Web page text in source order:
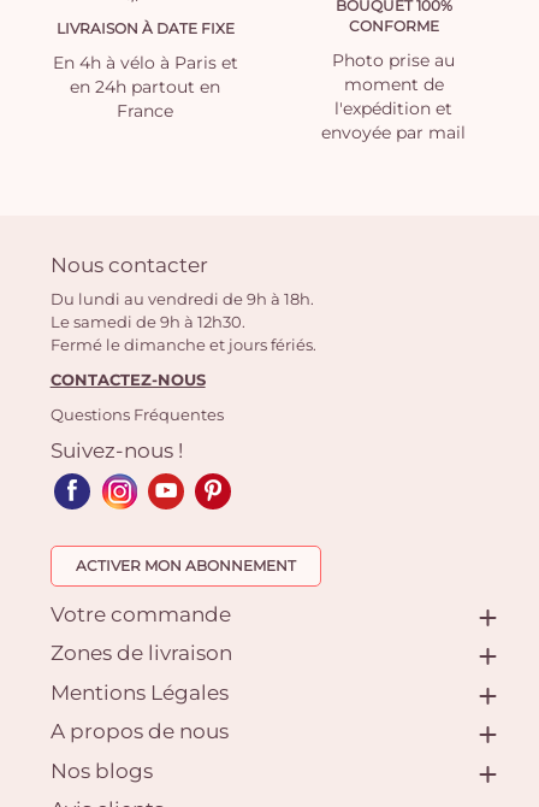
LIVRAISON À DATE FIXE
En 4h à vélo à Paris et
en 24h partout en
France
BOUQUET 100%
CONFORME
Photo prise au
moment de
l'expédition et
envoyée par mail
Nous contacter
Du lundi au vendredi de 9h à 18h.
Le samedi de 9h à 12h30.
Fermé le dimanche et jours fériés.
CONTACTEZ-NOUS
Questions Fréquentes
Suivez-nous !
ACTIVER MON ABONNEMENT
Votre commande
Zones de livraison
Mentions Légales
A propos de nous
Nos blogs